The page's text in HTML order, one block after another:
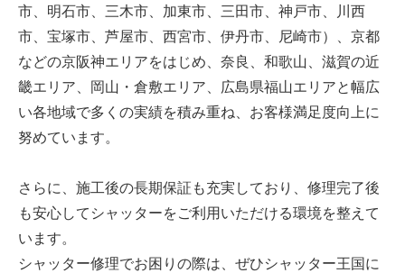
市、明石市、三木市、加東市、三田市、神戸市、川西
市、宝塚市、芦屋市、西宮市、伊丹市、尼崎市）、京都
などの京阪神エリアをはじめ、奈良、和歌山、滋賀の近
畿エリア、岡山・倉敷エリア、広島県福山エリアと幅広
い各地域で多くの実績を積み重ね、お客様満足度向上に
努めています。
さらに、施工後の長期保証も充実しており、修理完了後
も安心してシャッターをご利用いただける環境を整えて
います。
シャッター修理でお困りの際は、ぜひシャッター王国に